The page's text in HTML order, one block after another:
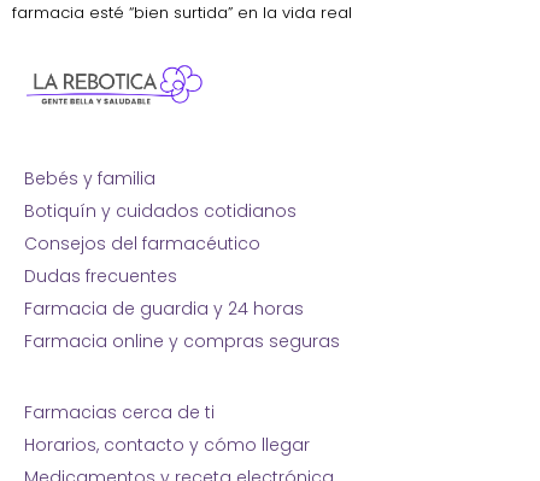
farmacia esté “bien surtida” en la vida real
Bebés y familia
Botiquín y cuidados cotidianos
Consejos del farmacéutico
Dudas frecuentes
Farmacia de guardia y 24 horas
Farmacia online y compras seguras
Farmacias cerca de ti
Horarios, contacto y cómo llegar